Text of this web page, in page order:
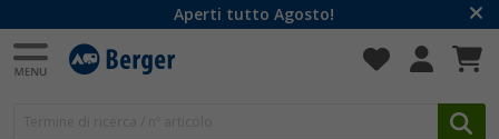
Aperti tutto Agosto!